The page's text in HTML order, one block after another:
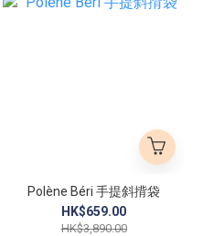
Polène Béri 手提斜揹袋
HK$659.00
HK$3,890.00